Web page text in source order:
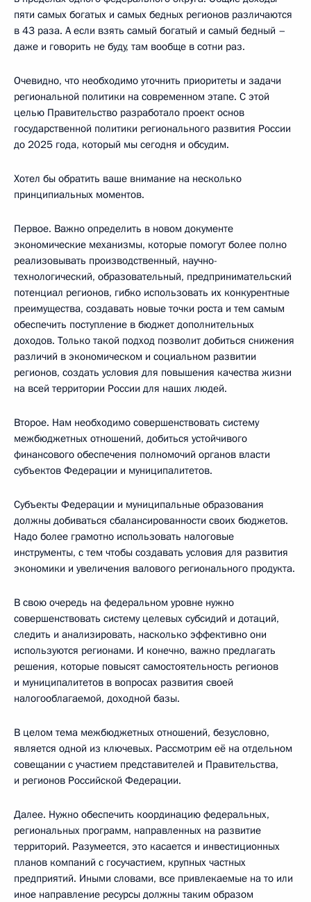
пяти самых богатых и самых бедных регионов различаются
в 43 раза. А если взять самый богатый и самый бедный –
даже и говорить не буду, там вообще в сотни раз.
Очевидно, что необходимо уточнить приоритеты и задачи
региональной политики на современном этапе. С этой
целью Правительство разработало проект основ
государственной политики регионального развития России
до 2025 года, который мы сегодня и обсудим.
Хотел бы обратить ваше внимание на несколько
принципиальных моментов.
Первое. Важно определить в новом документе
экономические механизмы, которые помогут более полно
реализовывать производственный, научно-
технологический, образовательный, предпринимательский
потенциал регионов, гибко использовать их конкурентные
преимущества, создавать новые точки роста и тем самым
обеспечить поступление в бюджет дополнительных
доходов. Только такой подход позволит добиться снижения
различий в экономическом и социальном развитии
регионов, создать условия для повышения качества жизни
на всей территории России для наших людей.
Второе. Нам необходимо совершенствовать систему
межбюджетных отношений, добиться устойчивого
финансового обеспечения полномочий органов власти
субъектов Федерации и муниципалитетов.
Субъекты Федерации и муниципальные образования
должны добиваться сбалансированности своих бюджетов.
Надо более грамотно использовать налоговые
инструменты, с тем чтобы создавать условия для развития
экономики и увеличения валового регионального продукта.
В свою очередь на федеральном уровне нужно
совершенствовать систему целевых субсидий и дотаций,
следить и анализировать, насколько эффективно они
используются регионами. И конечно, важно предлагать
решения, которые повысят самостоятельность регионов
и муниципалитетов в вопросах развития своей
налогооблагаемой, доходной базы.
В целом тема межбюджетных отношений, безусловно,
является одной из ключевых. Рассмотрим её на отдельном
совещании с участием представителей и Правительства,
и регионов Российской Федерации.
Далее. Нужно обеспечить координацию федеральных,
региональных программ, направленных на развитие
территорий. Разумеется, это касается и инвестиционных
планов компаний с госучастием, крупных частных
предприятий. Иными словами, все привлекаемые на то или
иное направление ресурсы должны таким образом